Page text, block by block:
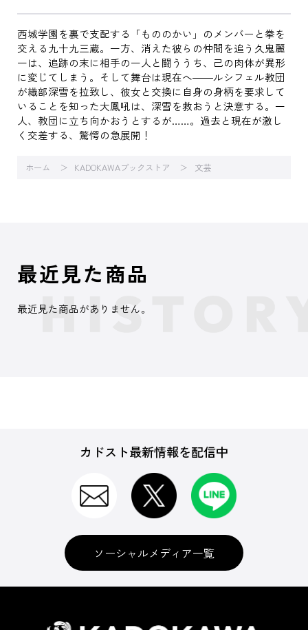
西城学園を裏で支配する「もののかい」のメンバーと拳を
交える九十九三蔵。一方、消えた彼らの仲間を追う久鬼麗
一は、追跡の末に相手の一人と闘ううち、己の肉体が異形
に変じてしまう。そして舞台は現在へ――ルシフェル教団
が織部深雪を拉致し、彼女と交換に自身の身柄を要求して
いることを知った大鳳吼は、深雪を救おうと決意する。一
人、教団に立ち向かおうとするが……。過去と現在が激し
く交差する、驚愕の急展開！
ホーム KADOKAWAブックストア 文芸
最近見た商品
最近見た商品がありません。
カドスト最新情報を配信中
ソーシャルメディア一覧